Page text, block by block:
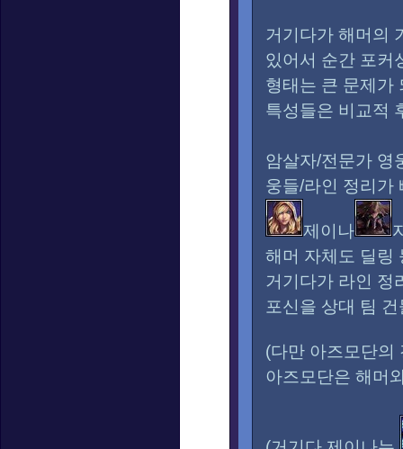
거기다가 해머의
있어서 순간 포커
형태는 큰 문제가
특성들은 비교적
암살자/전문가 영
웅들/라인 정리가
제이나
해머 자체도 딜링
거기다가 라인 정
포신을 상대 팀
(다만 아즈모단의
아즈모단은 해머